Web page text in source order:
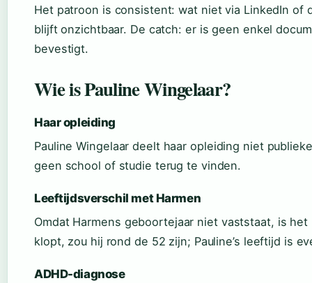
Het patroon is consistent: wat niet via LinkedIn of
blijft onzichtbaar. De catch: er is geen enkel
bevestigt.
Wie is Pauline Wingelaar?
Haar opleiding
Pauline Wingelaar deelt haar opleiding niet
geen school of studie terug te vinden.
Leeftijdsverschil met Harmen
Omdat Harmens geboortejaar niet vaststaat, is
klopt, zou hij rond de 52 zijn; Pauline’s leeftijd is
ADHD-diagnose